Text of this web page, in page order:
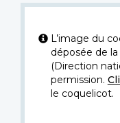
L’image du
déposée de
(Direction
permission.
le coquelicot.